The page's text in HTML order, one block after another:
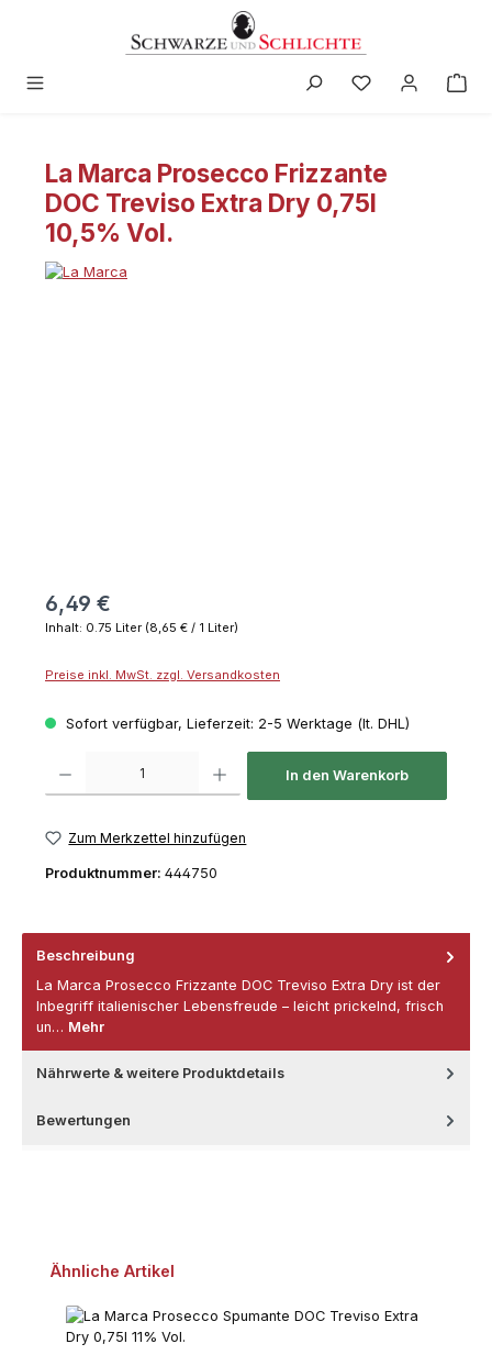
La Marca Prosecco Frizzante
DOC Treviso Extra Dry 0,75l
10,5% Vol.
6,49 €
Inhalt: 0.75 Liter (8,65 € / 1 Liter)
Preise inkl. MwSt. zzgl. Versandkosten
Sofort verfügbar, Lieferzeit: 2-5 Werktage (lt. DHL)
In den Warenkorb
Zum Merkzettel hinzufügen
Produktnummer: 444750
Beschreibung
La Marca Prosecco Frizzante DOC Treviso Extra Dry ist der
Inbegriff italienischer Lebensfreude – leicht prickelnd, frisch
un… Mehr
Nährwerte & weitere Produktdetails
Bewertungen
Produktgalerie überspringen
Ähnliche Artikel